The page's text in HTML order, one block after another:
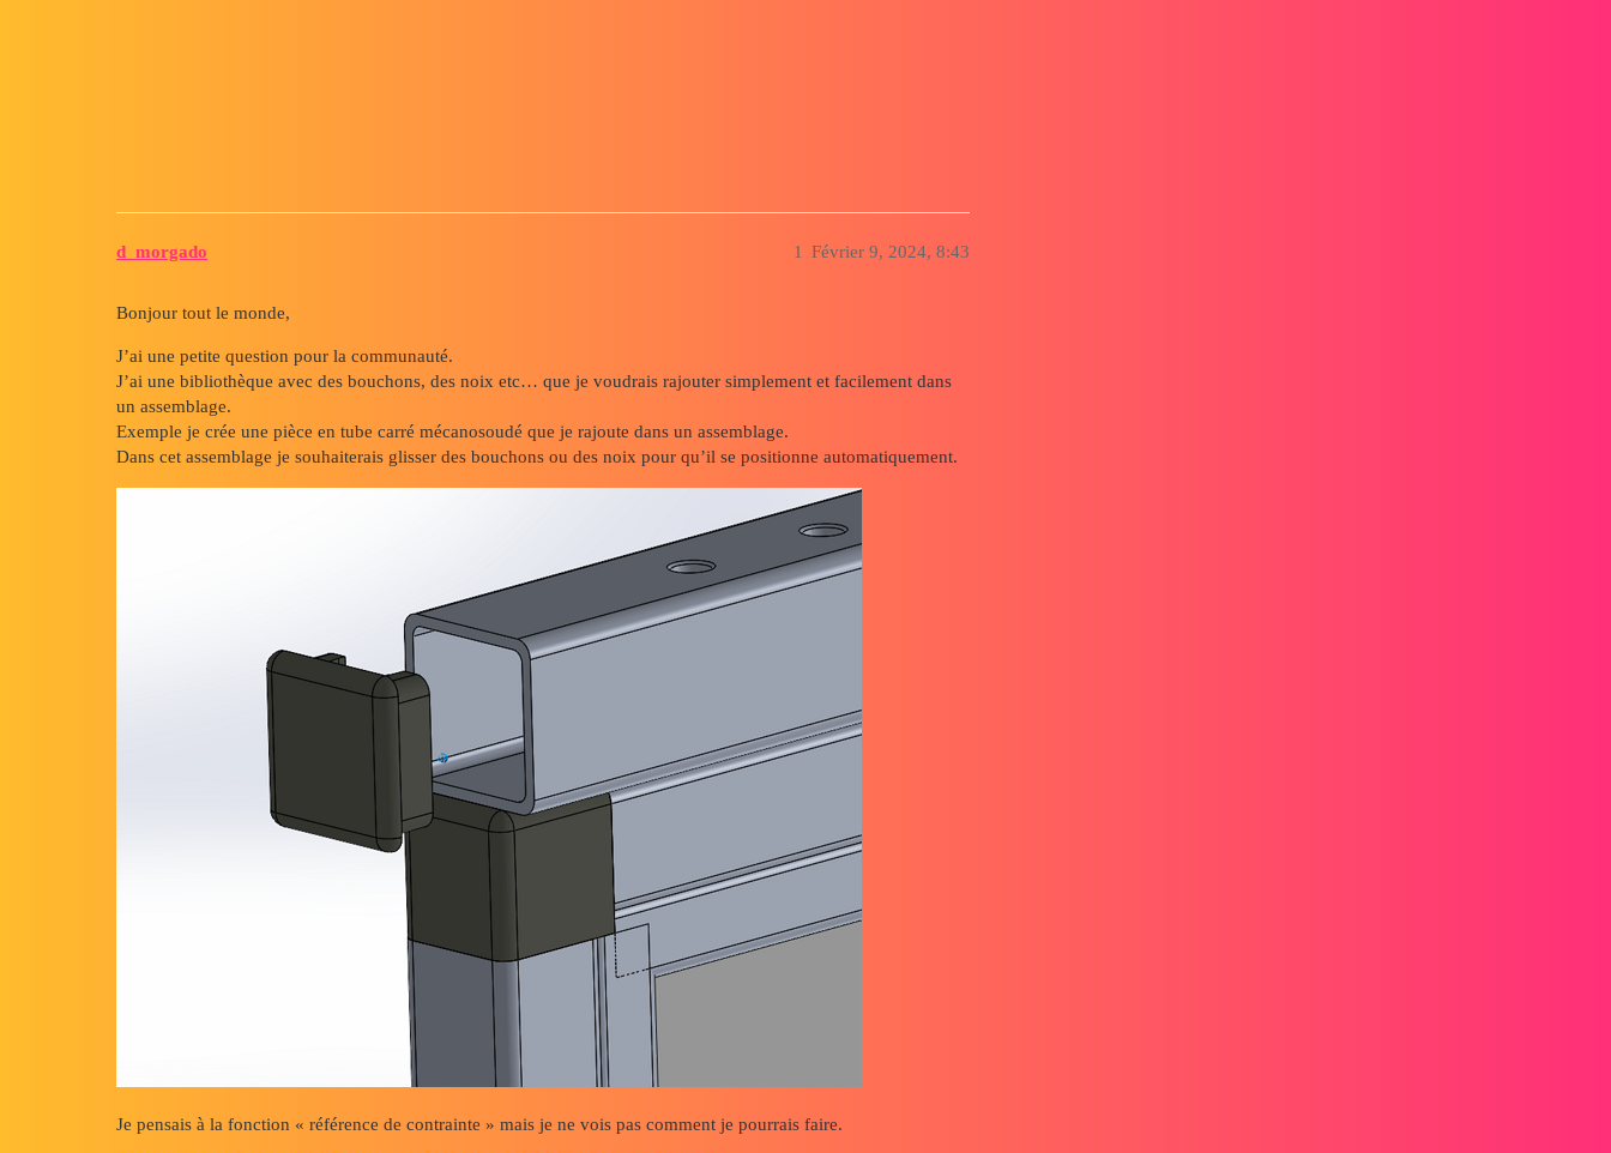
d_morgado Février 9, 2024, 8:43
1
Bonjour tout le monde,
J’ai une petite question pour la communauté.
J’ai une bibliothèque avec des bouchons, des noix etc… que je voudrais rajouter simplement et facilement dans
un assemblage.
Exemple je crée une pièce en tube carré mécanosoudé que je rajoute dans un assemblage.
Dans cet assemblage je souhaiterais glisser des bouchons ou des noix pour qu’il se positionne automatiquement.
Je pensais à la fonction « référence de contrainte » mais je ne vois pas comment je pourrais faire.